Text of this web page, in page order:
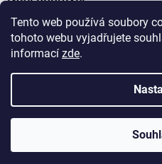
Tento web používá soubory
tohoto webu vyjadřujete
informací zde.
ZJM parts